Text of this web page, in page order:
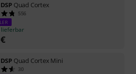
Quad Cortex
556
lieferbar
€
Quad Cortex Mini
30